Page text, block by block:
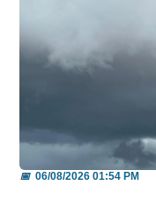
Piden evitar
ante pronós...
📅06/08/2026 01:54 PM